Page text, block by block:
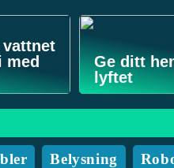
vattnet
med
Ge ditt
lyftet
Belysning